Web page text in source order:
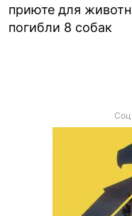
приюте для
погибли 8 собак